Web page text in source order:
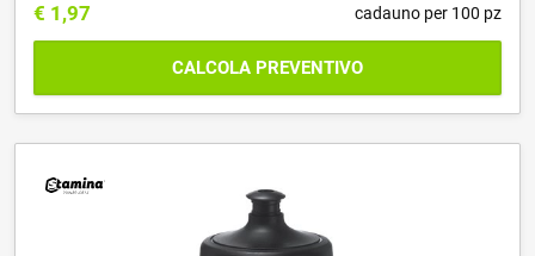
€ 1,97 cadauno per 100 pz
CALCOLA PREVENTIVO